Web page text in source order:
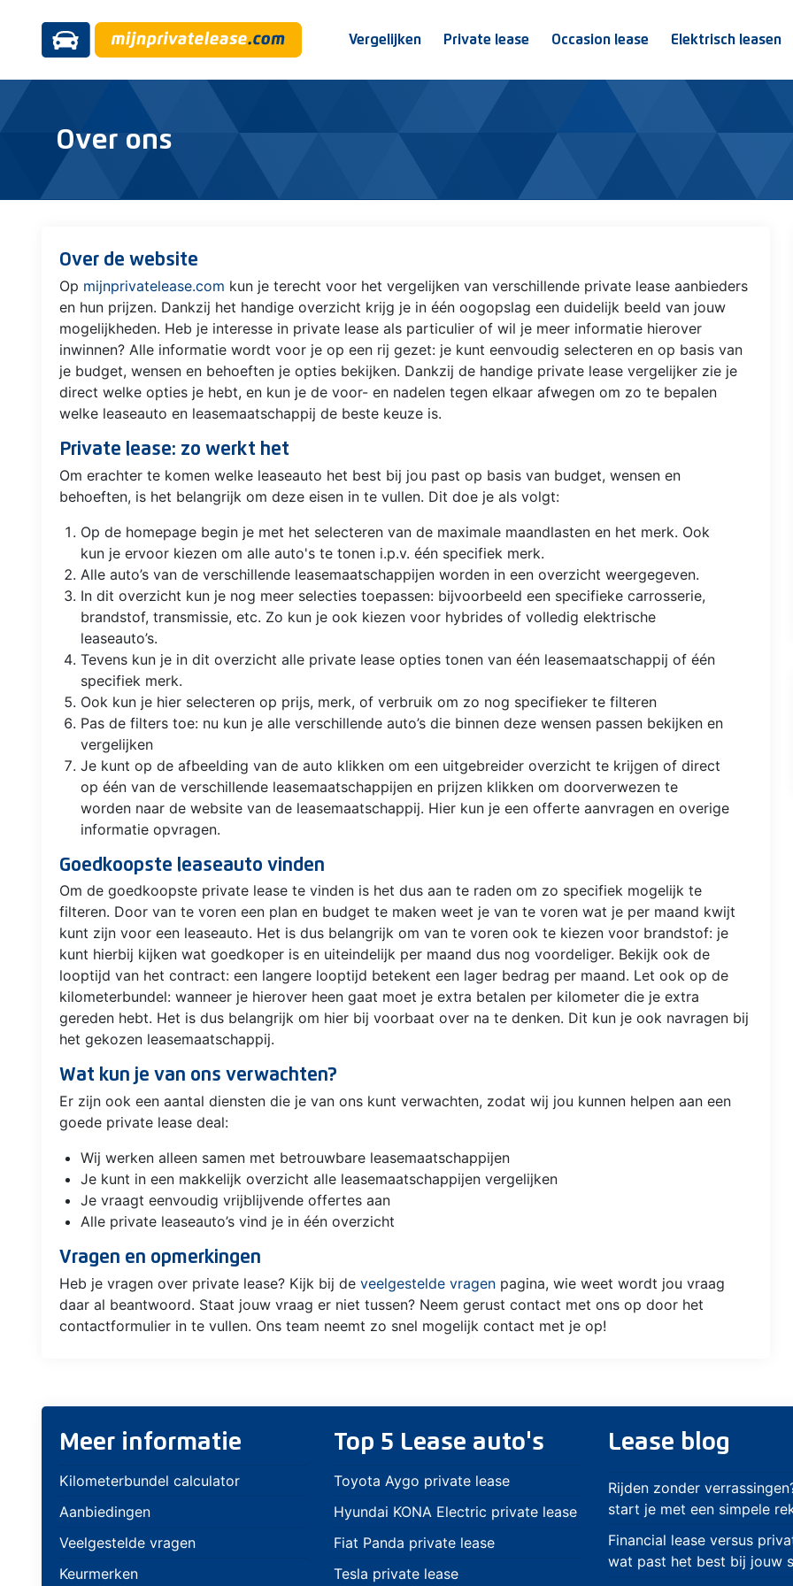
Vergelijken Private lease Occasion lease Elektrisch leasen
Over ons
Over de website
Op mijnprivatelease.com kun je terecht voor het vergelijken van verschillende private lease aanbieders
en hun prijzen. Dankzij het handige overzicht krijg je in één oogopslag een duidelijk beeld van jouw
mogelijkheden. Heb je interesse in private lease als particulier of wil je meer informatie hierover
inwinnen? Alle informatie wordt voor je op een rij gezet: je kunt eenvoudig selecteren en op basis van
je budget, wensen en behoeften je opties bekijken. Dankzij de handige private lease vergelijker zie je
direct welke opties je hebt, en kun je de voor- en nadelen tegen elkaar afwegen om zo te bepalen
welke leaseauto en leasemaatschappij de beste keuze is.
Private lease: zo werkt het
Om erachter te komen welke leaseauto het best bij jou past op basis van budget, wensen en
behoeften, is het belangrijk om deze eisen in te vullen. Dit doe je als volgt:
Op de homepage begin je met het selecteren van de maximale maandlasten en het merk. Ook
kun je ervoor kiezen om alle auto's te tonen i.p.v. één specifiek merk.
Alle auto’s van de verschillende leasemaatschappijen worden in een overzicht weergegeven.
In dit overzicht kun je nog meer selecties toepassen: bijvoorbeeld een specifieke carrosserie,
brandstof, transmissie, etc. Zo kun je ook kiezen voor hybrides of volledig elektrische
leaseauto’s.
Tevens kun je in dit overzicht alle private lease opties tonen van één leasemaatschappij of één
specifiek merk.
Ook kun je hier selecteren op prijs, merk, of verbruik om zo nog specifieker te filteren
Pas de filters toe: nu kun je alle verschillende auto’s die binnen deze wensen passen bekijken en
vergelijken
Je kunt op de afbeelding van de auto klikken om een uitgebreider overzicht te krijgen of direct
op één van de verschillende leasemaatschappijen en prijzen klikken om doorverwezen te
worden naar de website van de leasemaatschappij. Hier kun je een offerte aanvragen en overige
informatie opvragen.
Goedkoopste leaseauto vinden
Om de goedkoopste private lease te vinden is het dus aan te raden om zo specifiek mogelijk te
filteren. Door van te voren een plan en budget te maken weet je van te voren wat je per maand kwijt
kunt zijn voor een leaseauto. Het is dus belangrijk om van te voren ook te kiezen voor brandstof: je
kunt hierbij kijken wat goedkoper is en uiteindelijk per maand dus nog voordeliger. Bekijk ook de
looptijd van het contract: een langere looptijd betekent een lager bedrag per maand. Let ook op de
kilometerbundel: wanneer je hierover heen gaat moet je extra betalen per kilometer die je extra
gereden hebt. Het is dus belangrijk om hier bij voorbaat over na te denken. Dit kun je ook navragen bij
het gekozen leasemaatschappij.
Wat kun je van ons verwachten?
Er zijn ook een aantal diensten die je van ons kunt verwachten, zodat wij jou kunnen helpen aan een
goede private lease deal:
Wij werken alleen samen met betrouwbare leasemaatschappijen
Je kunt in een makkelijk overzicht alle leasemaatschappijen vergelijken
Je vraagt eenvoudig vrijblijvende offertes aan
Alle private leaseauto’s vind je in één overzicht
Vragen en opmerkingen
Heb je vragen over private lease? Kijk bij de veelgestelde vragen pagina, wie weet wordt jou vraag
daar al beantwoord. Staat jouw vraag er niet tussen? Neem gerust contact met ons op door het
contactformulier in te vullen. Ons team neemt zo snel mogelijk contact met je op!
Meer informatie
Kilometerbundel calculator
Aanbiedingen
Veelgestelde vragen
Keurmerken
Top 5 Lease auto's
Toyota Aygo private lease
Hyundai KONA Electric private lease
Fiat Panda private lease
Tesla private lease
Lease blog
Rijden zonder
start je met een simpele
Financial lease versus
wat past het best bij jouw